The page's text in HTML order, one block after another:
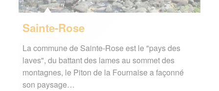
Sainte-Rose
La commune de Sainte-Rose est le "pays des
laves", du battant des lames au sommet des
montagnes, le Piton de la Fournaise a façonné
son paysage…